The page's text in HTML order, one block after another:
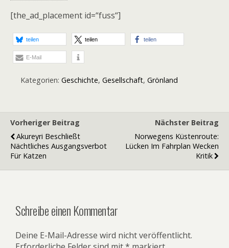
[the_ad_placement id=“fuss“]
teilen teilen teilen
E-Mail
Kategorien: Geschichte, Gesellschaft, Grönland
Vorheriger Beitrag
Akureyri Beschließt
Nächtliches Ausgangsverbot
Für Katzen
Nächster Beitrag
Norwegens Küstenroute:
Lücken Im Fahrplan Wecken
Kritik
Schreibe einen Kommentar
Deine E-Mail-Adresse wird nicht veröffentlicht.